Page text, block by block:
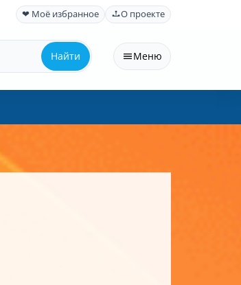
❤ Моё избранное О проекте
Найти Меню